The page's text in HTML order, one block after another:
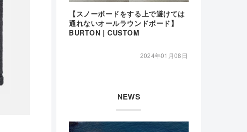
【スノーボードをする上で避けては
通れないオールラウンドボード】
BURTON | CUSTOM
2024年01月08日
NEWS